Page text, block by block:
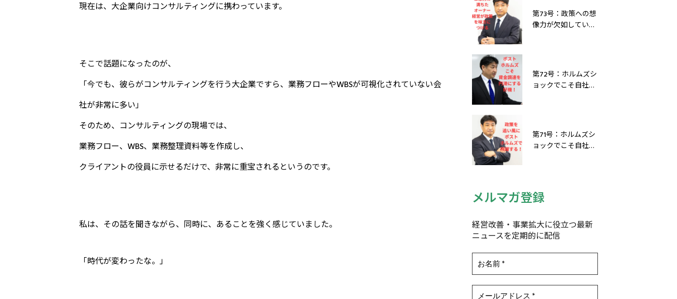
現在は、大企業向けコンサルティングに携わっています。
そこで話題になったのが、
「今でも、彼らがコンサルティングを行う大企業ですら、業務フローやWBSが可視化されていない会
社が非常に多い」
そのため、コンサルティングの現場では、
業務フロー、WBS、業務整理資料等を作成し、
クライアントの役員に示せるだけで、非常に重宝されるというのです。
私は、その話を聞きながら、同時に、あることを強く感じていました。
「時代が変わったな――。」
第73号：政策への想
像力が欠如している
第72号：ホルムズシ
ョックでこそ自社を
6選
第71号：ホルムズシ
ョックでこそ自社を
メルマガ登録
経営改善・事業拡大に役立つ最新
ニュースを定期的に配信